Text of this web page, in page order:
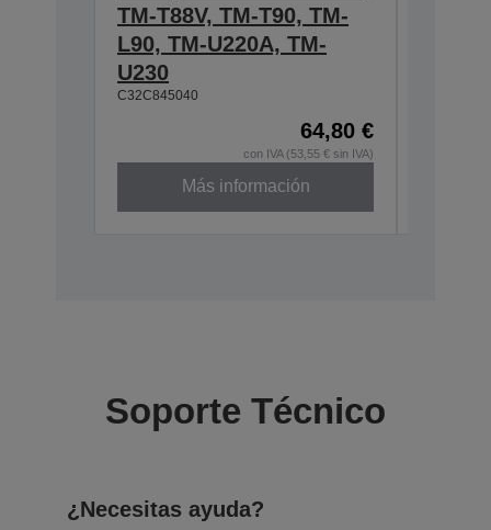
TM-T88V, TM-T90, TM-
L90, TM-U220A, TM-
U230
C32C845040
64,80 €
con IVA (53,55 € sin IVA)
Más información
Soporte Técnico
¿Necesitas ayuda?